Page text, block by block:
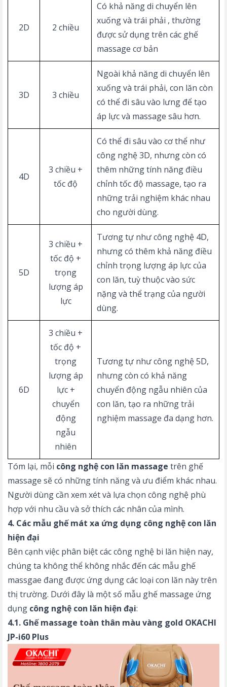
2D 2 chiều
Có khả năng di chuyển lên
xuống và trái phải , thường
được sử dụng trên các ghế
massage cơ bản
3D 3 chiều
Ngoài khả năng di chuyển lên
xuống và trái phải, con lăn còn
có thể đi sâu vào lưng để tạo
áp lực và massage sâu hơn.
4D
3 chiều +
tốc độ
Có thể đi sâu vào cơ thể như
công nghệ 3D, nhưng còn có
thêm những tính năng điều
chỉnh tốc độ massage, tạo ra
những trải nghiệm khác nhau
cho người dùng.
5D
3 chiều +
tốc độ +
trọng
lượng áp
lực
Tương tự như công nghệ 4D,
nhưng có thêm khả năng điều
chỉnh trọng lượng áp lực của
con lăn, tuỳ thuộc vào sức
nặng và thể trạng của người
dùng.
6D
3 chiều +
tốc độ +
trọng
lượng áp
lực +
chuyển
động
ngẫu
nhiên
Tương tự như công nghệ 5D,
nhưng còn có khả năng
chuyển động ngẫu nhiên của
con lăn, tạo ra những trải
nghiệm massage đa dạng hơn.
Tóm lại, mỗi công nghệ con lăn massage trên ghế
massage sẽ có những tính năng và ưu điểm khác nhau.
Người dùng cần xem xét và lựa chọn công nghệ phù
hợp với nhu cầu và sở thích các nhân của mình.
4. Các mẫu ghế mát xa ứng dụng công nghệ con lăn
hiện đại
Bên cạnh việc phân biệt các công nghệ bi lăn hiện nay,
chúng ta không thể không nhắc đến các mẫu ghế
massgae đang được ứng dụng các loại con lăn này trên
thị trường. Dưới đây là một số mẫu ghế massage ứng
dụng công nghệ con lăn hiện đại:
4.1. Ghế massage toàn thân màu vàng gold OKACHI
JP-i60 Plus